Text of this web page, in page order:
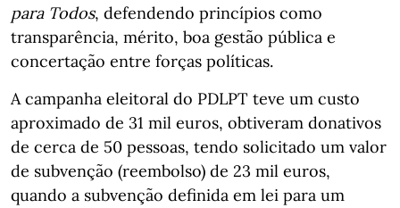
para Todos, defendendo princípios como
transparência, mérito, boa gestão pública e
concertação entre forças políticas.
A campanha eleitoral do PDLPT teve um custo
aproximado de 31 mil euros, obtiveram donativos
de cerca de 50 pessoas, tendo solicitado um valor
de subvenção (reembolso) de 23 mil euros,
quando a subvenção definida em lei para um